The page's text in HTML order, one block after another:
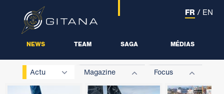
NEWS TEAM SAGA MÉDIAS
FR / EN
Actu Magazine Focus